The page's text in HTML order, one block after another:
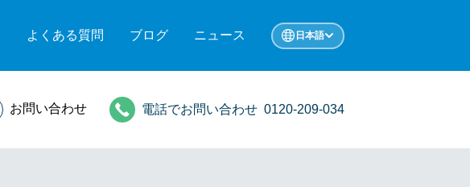
よくある質問 ブログ ニュース 日本語
お問い合わせ 電話でお問い合わせ 0120-209-034